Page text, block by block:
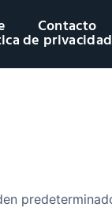
Contacto
de privacidad